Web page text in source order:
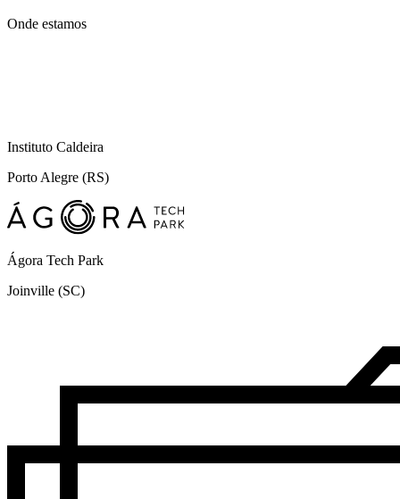
Onde estamos
Instituto Caldeira
Porto Alegre (RS)
Ágora Tech Park
Joinville (SC)